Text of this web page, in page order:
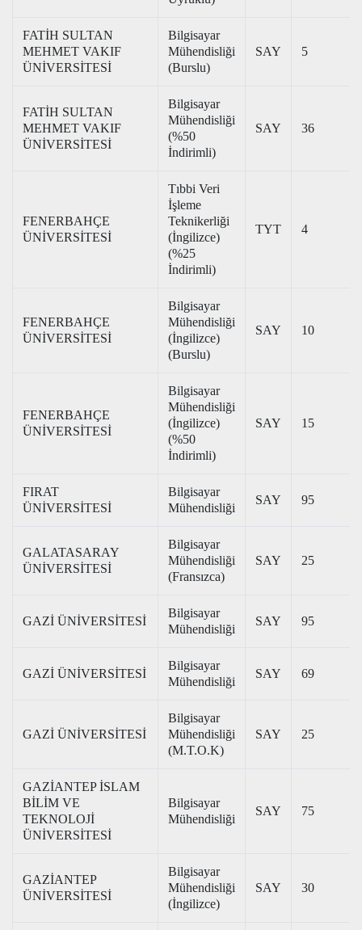
FATİH SULTAN
MEHMET VAKIF
ÜNİVERSİTESİ
Bilgisayar
Mühendisliği
(Burslu)
SAY 5
FATİH SULTAN
MEHMET VAKIF
ÜNİVERSİTESİ
Bilgisayar
Mühendisliği
(%50
İndirimli)
SAY 36
FENERBAHÇE
ÜNİVERSİTESİ
Tıbbi Veri
İşleme
Teknikerliği
(İngilizce)
(%25
İndirimli)
TYT 4
FENERBAHÇE
ÜNİVERSİTESİ
Bilgisayar
Mühendisliği
(İngilizce)
(Burslu)
SAY 10
FENERBAHÇE
ÜNİVERSİTESİ
Bilgisayar
Mühendisliği
(İngilizce)
(%50
İndirimli)
SAY 15
FIRAT
ÜNİVERSİTESİ
Bilgisayar
Mühendisliği
SAY 95
GALATASARAY
ÜNİVERSİTESİ
Bilgisayar
Mühendisliği
(Fransızca)
SAY 25
GAZİ ÜNİVERSİTESİ
Bilgisayar
Mühendisliği
SAY 95
GAZİ ÜNİVERSİTESİ
Bilgisayar
Mühendisliği
SAY 69
GAZİ ÜNİVERSİTESİ
Bilgisayar
Mühendisliği
(M.T.O.K)
SAY 25
GAZİANTEP İSLAM
BİLİM VE
TEKNOLOJİ
ÜNİVERSİTESİ
Bilgisayar
Mühendisliği
SAY 75
GAZİANTEP
ÜNİVERSİTESİ
Bilgisayar
Mühendisliği
(İngilizce)
SAY 30